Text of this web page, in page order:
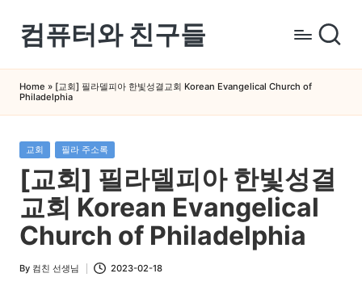
Skip
content
컴퓨터와 친구들
퓨
터
스
마
트
폰
을
쉽
게
Home » [교회] 필라델피아 한빛성결교회 Korean Evangelical Church of
Philadelphia
Posted
in
교회 필라 주소록
[교회] 필라델피아 한빛성결
교회 Korean Evangelical
Church of Philadelphia
Posted
By 컴친 선생님 2023-02-18